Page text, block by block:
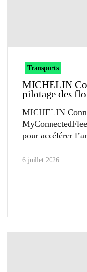
Transports
MICHELIN
pilotage des
MICHELIN
pour accélérer
6 juillet 2026